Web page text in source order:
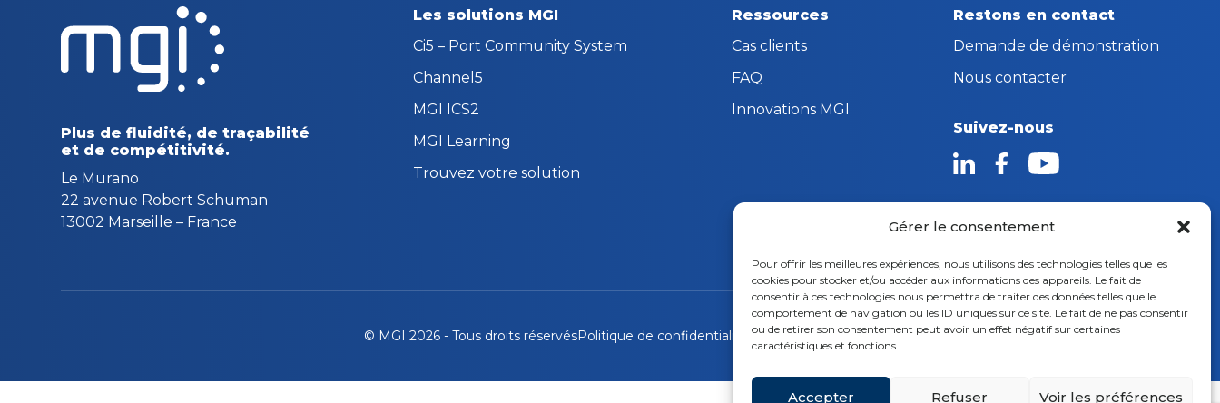
Gérer le consentement
Pour offrir les meilleures expériences, nous utilisons des technologies telles que les
cookies pour stocker et/ou accéder aux informations des appareils. Le fait de
consentir à ces technologies nous permettra de traiter des données telles que le
comportement de navigation ou les ID uniques sur ce site. Le fait de ne pas consentir
ou de retirer son consentement peut avoir un effet négatif sur certaines
caractéristiques et fonctions.
Accepter Refuser Voir les préférences
Plus de fluidité, de traçabilité
et de compétitivité.
Le Murano
22 avenue Robert Schuman
13002 Marseille – France
Les solutions MGI
Ci5 – Port Community System
Channel5
MGI ICS2
MGI Learning
Trouvez votre solution
Ressources
Cas clients
FAQ
Innovations MGI
Restons en contact
Demande de démonstration
Nous contacter
Suivez-nous
© MGI 2026 - Tous droits réservésPolitique de confidentialité Mentions légales